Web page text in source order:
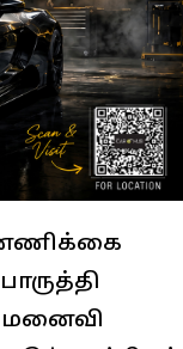
மனைவி